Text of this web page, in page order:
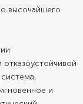
высочайшего
и